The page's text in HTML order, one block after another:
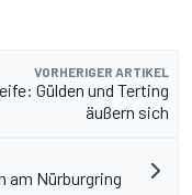
VORHERIGER ARTIKEL
Gülden und Terting
äußern sich
am Nürburgring